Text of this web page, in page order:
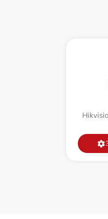
Прошивка
Ремонт
Ремонт Wi-